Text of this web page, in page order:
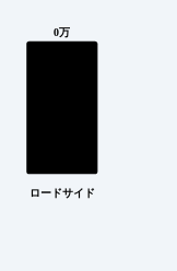
0万
ロードサイド